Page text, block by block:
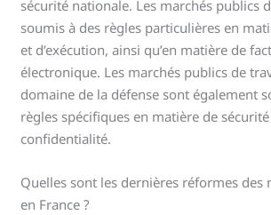
sécurité nationale. Les marchés publics
soumis à des règles particulières en
et d’exécution, ainsi qu’en matière de
électronique. Les marchés publics de
domaine de la défense sont également
règles spécifiques en matière de
confidentialité.
Quelles sont les dernières réformes des
en France ?